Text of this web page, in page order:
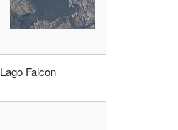
Lago Falcon